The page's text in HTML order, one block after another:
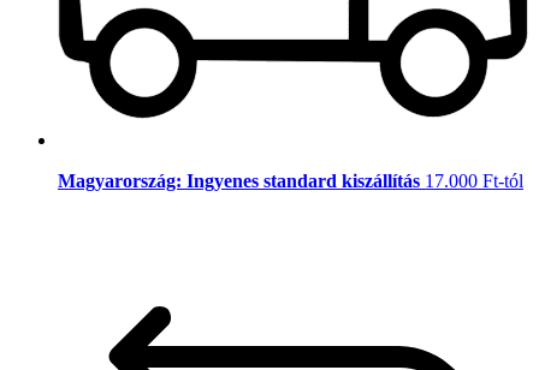
Magyarország: Ingyenes standard kiszállítás 17.000 Ft-tól